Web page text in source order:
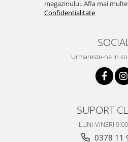
magazinului. Afla mai
Confidentialitate
Urmareste-ne in
SUPORT
LUNI-VINERI
0378 11